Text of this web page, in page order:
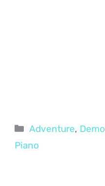
Categorie
Adventure, Demo
Piano